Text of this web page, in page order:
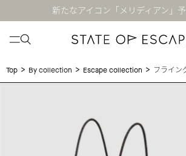
新たなアイコン「メリディアン」
Top > By collection > Escape collection > フライ